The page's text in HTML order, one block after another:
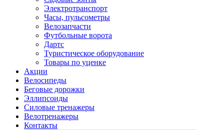
Электротранспорт
Часы, пульсометры
Велозапчасти
Футбольные ворота
Дартс
Туристическое оборудование
Товары по уценке
Акции
Велосипеды
Беговые дорожки
Эллипсоиды
Силовые тренажеры
Велотренажеры
Контакты